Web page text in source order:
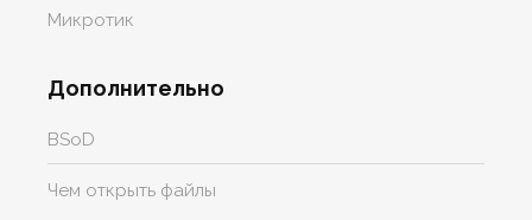
Микротик
Дополнительно
BSoD
Чем открыть файлы